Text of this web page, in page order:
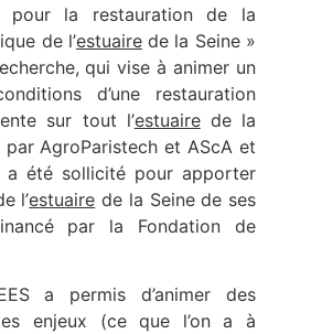
pour la restauration de la
de l’estuairede la Seine »
qui vise à animer un
d’une restauration
sur tout l’estuairede la
AgroParistech et AScA et
a été sollicité pour apporter
l’estuaire de la Seine de ses
par la Fondation de
a permis d’animer des
enjeux (ce que l’on a à